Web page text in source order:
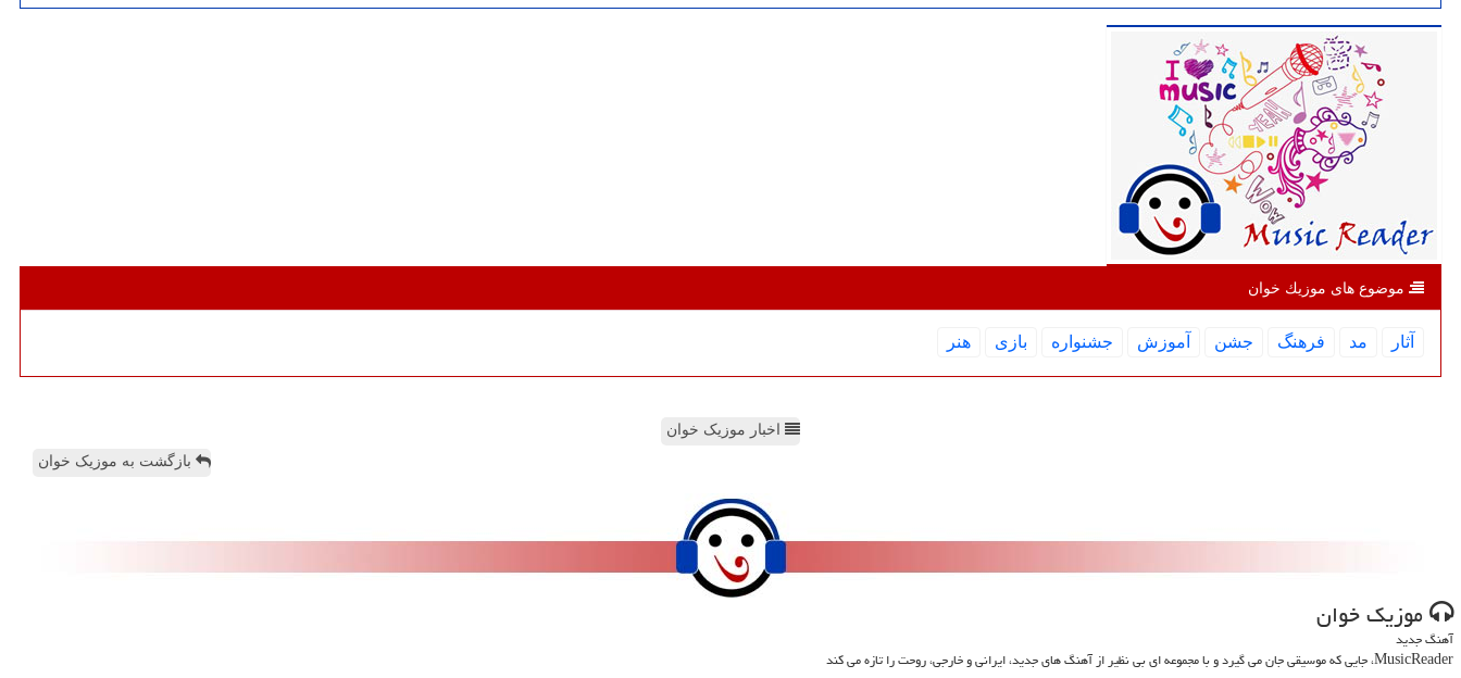
موضوع های موزیك خوان
آثار مد فرهنگ جشن آموزش جشنواره بازی هنر
اخبار موزیک خوان
بازگشت به موزیک خوان
موزیك خوان
آهنگ جدید
MusicReader، جایی که موسیقی جان می گیرد و با مجموعه ای بی نظیر از آهنگ های جدید، ایرانی و خارجی، روحت را تازه می کند